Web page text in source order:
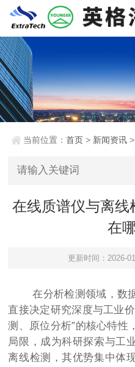
当前位置：首页 > 新闻资讯 >
在线质谱仪与离线
在
更新时间：2026-
在分析检测领域，数据
直接决定研究深度与工业价
测、原位分析”的核心特性
局限，成为科研探索与工
离线检测，其优势集中体